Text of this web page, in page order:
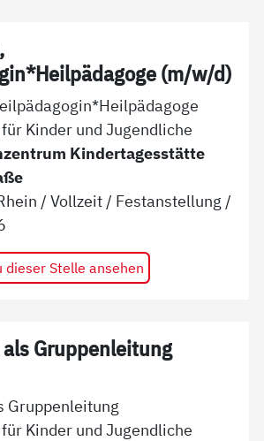
(m/w/d)
Kinder und Jugendliche
Kindertagesstätte
/Vollzeit / Festanstellung /
dieser Stelle ansehen
Gruppenleitung
Gruppenleitung
Kinder und Jugendliche